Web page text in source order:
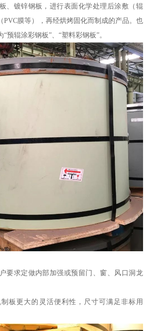
、镀锌钢板，进行表面化学处理后涂敷（辊
PVC膜等），再经烘烤固化而制成的产品。也
预辊涂彩钢板”、“塑料彩钢板”。
要求定做内部加强或预留门、窗、风口洞龙
板更大的灵活便利性，尺寸可满足非标用